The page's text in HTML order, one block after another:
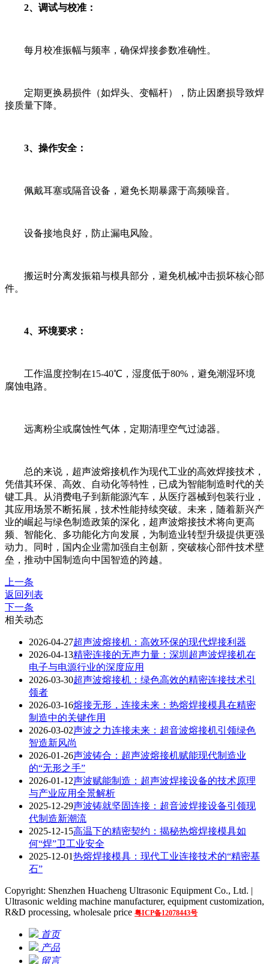
2、调试与校准：
每月校准振幅与频率，确保焊接参数准确性。
定期更换易损件（如焊头、变幅杆），防止因磨损导致焊
接质量下降。
3、操作安全：
佩戴耳塞或隔音设备，避免长期暴露于高频噪音。
设备接地良好，防止漏电风险。
搬运时分离发振箱与模具部分，避免机械冲击损坏核心部
件。
4、环境要求：
工作温度控制在15-40℃，湿度低于80%，避免潮湿环境
腐蚀电路。
远离粉尘或腐蚀性气体，定期清理空气过滤器。
总的来说，超声波熔接机作为现代工业的高效焊接技术，
凭借其环保、高效、自动化等特性，已成为智能制造时代的关
键工具。从消费电子到新能源汽车，从医疗器械到包装行业，
其应用场景不断拓展，技术性能持续突破。未来，随着新兴产
业的崛起与绿色制造政策的深化，超声波熔接技术将向更高
频、智能化、多功能化方向发展，为制造业转型升级提供更强
动力。同时，国内企业需加强自主创新，突破核心部件技术壁
垒，推动中国制造向中国智造的跨越。
上一条
返回列表
下一条
相关动态
2026-04-27超声波熔接机：高效环保的现代焊接利器
2026-04-13精密连接的无声力量：深圳超声波焊接机在
电子与电源行业的深度应用
2026-03-30超声波熔接机：绿色高效的精密连接技术引
领者
2026-03-16熔接无形，连接未来：热熔焊接模具在精密
制造中的关键作用
2026-03-02声波之力连接未来：超音波熔接机引领绿色
智造新风尚
2026-01-26声波铸合：超声波熔接机赋能现代制造业
的“无形之手”
2026-01-12声波赋能制造：超声波焊接设备的技术原理
与产业应用全景解析
2025-12-29声波铸就坚固连接：超音波焊接设备引领现
代制造新潮流
2025-12-15高温下的精密契约：揭秘热熔焊接模具如
何“焊”卫工业安全
2025-12-01热熔焊接模具：现代工业连接技术的“精密基
石”
Copyright: Shenzhen Huacheng Ultrasonic Equipment Co., Ltd. |
Ultrasonic welding machine manufacturer, equipment customization,
R&D processing, wholesale price 粤ICP备12078443号
首页
产品
留言